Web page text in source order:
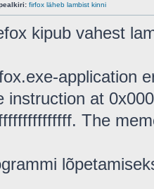
firfox läheb lambist kinni
kipub vahest
application
instruction at
The